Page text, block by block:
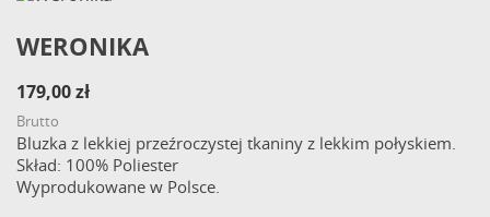
WERONIKA
179,00 zł
Brutto
Bluzka z lekkiej przeźroczystej tkaniny z lekkim połyskiem.
Skład: 100% Poliester
Wyprodukowane w Polsce.